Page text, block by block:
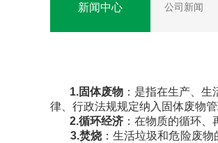
新闻中心 公司新闻
1.固体废物 ：是指在生产、
律、行政法规规定纳入固体废物管
2.循环经济 ：在物质的循环
3.焚烧：生活垃圾和危险废